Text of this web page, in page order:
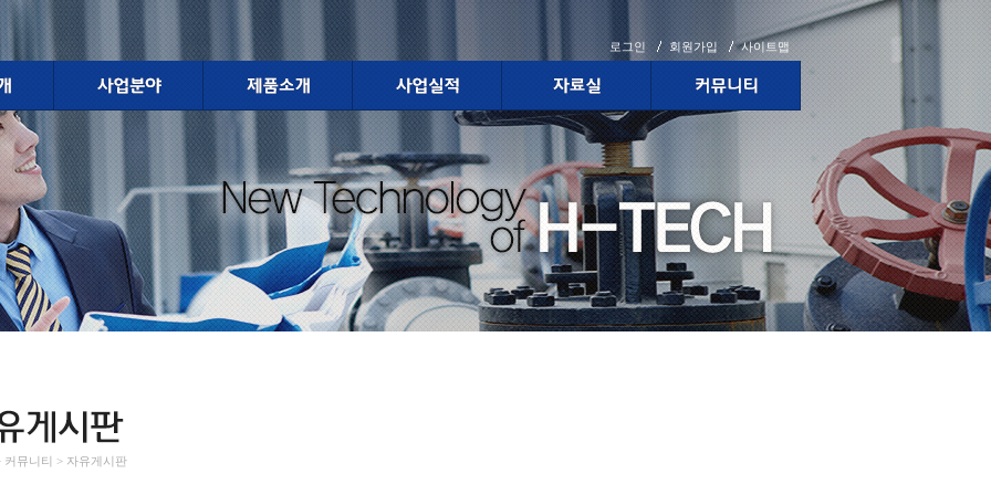
로그인 회원가입 사이트맵
커뮤니티 > 자유게시판